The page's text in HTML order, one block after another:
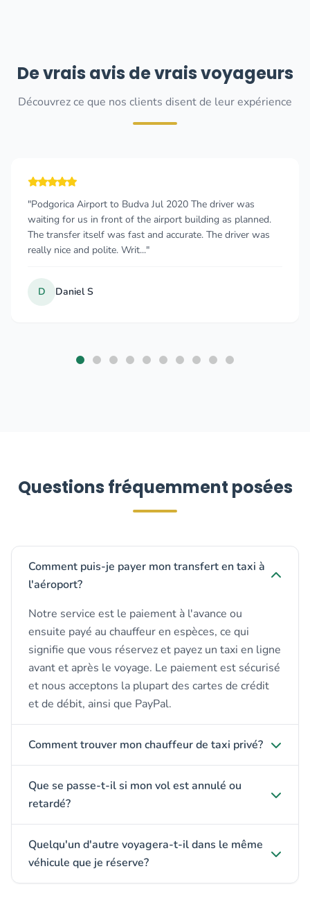
De vrais avis de vrais voyageurs
Découvrez ce que nos clients disent de leur expérience
Budva Jul 2020 The driver was
of the airport building as planned.
fast and accurate. The driver was
Writ..."
"Really good
and the price was
friendly and drove
Questions fréquemment posées
Comment puis-je payer mon transfert en taxi à
l'aéroport?
Notre service est le paiement à l'avance ou
ensuite payé au chauffeur en espèces, ce qui
signifie que vous réservez et payez un taxi en ligne
avant et après le voyage. Le paiement est sécurisé
et nous acceptons la plupart des cartes de crédit
et de débit, ainsi que PayPal.
Comment trouver mon chauffeur de taxi privé?
Que se passe-t-il si mon vol est annulé ou
retardé?
Quelqu'un d'autre voyagera-t-il dans le même
véhicule que je réserve?